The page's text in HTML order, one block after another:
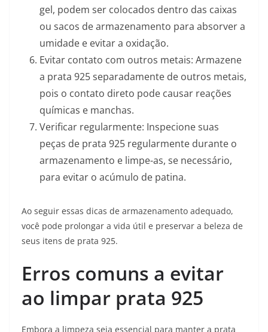
gel, podem ser colocados dentro das caixas
ou sacos de armazenamento para absorver a
umidade e evitar a oxidação.
Evitar contato com outros metais: Armazene
a prata 925 separadamente de outros metais,
pois o contato direto pode causar reações
químicas e manchas.
Verificar regularmente: Inspecione suas
peças de prata 925 regularmente durante o
armazenamento e limpe-as, se necessário,
para evitar o acúmulo de patina.
Ao seguir essas dicas de armazenamento adequado,
você pode prolongar a vida útil e preservar a beleza de
seus itens de prata 925.
Erros comuns a evitar
ao limpar prata 925
Embora a limpeza seja essencial para manter a prata